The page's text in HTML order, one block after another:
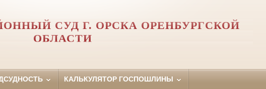
СУД Г. ОРСКА ОРЕНБУРГСКОЙ
ОБЛАСТИ
КАЛЬКУЛЯТОР ГОСПОШЛИНЫ